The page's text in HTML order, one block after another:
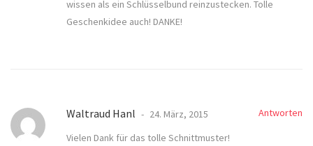
wissen als ein Schlüsselbund reinzustecken. Tolle
Geschenkidee auch! DANKE!
Waltraud Hanl 24. März, 2015
Antworten
Vielen Dank für das tolle Schnittmuster!